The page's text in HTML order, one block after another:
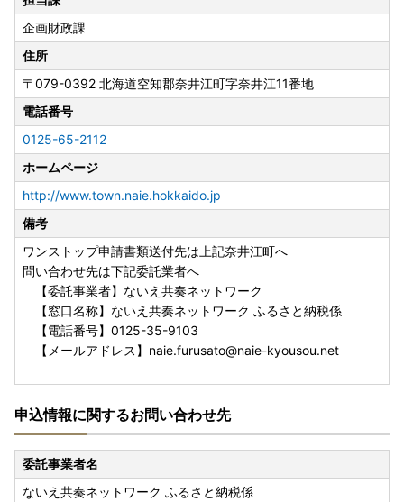
企画財政課
住所
〒079-0392 北海道空知郡奈井江町字奈井江11番地
電話番号
0125-65-2112
ホームページ
http://www.town.naie.hokkaido.jp
備考
ワンストップ申請書類送付先は上記奈井江町へ
問い合わせ先は下記委託業者へ
【委託事業者】ないえ共奏ネットワーク
【窓口名称】ないえ共奏ネットワーク ふるさと納税係
【電話番号】0125-35-9103
【メールアドレス】naie.furusato@naie-kyousou.net
申込情報に関するお問い合わせ先
委託事業者名
ないえ共奏ネットワーク ふるさと納税係